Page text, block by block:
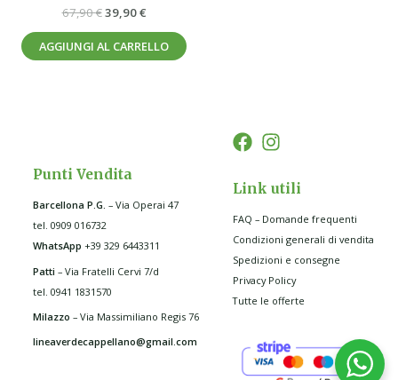
67,90€39,90€
AGGIUNGI AL CARRELLO
Punti Vendita
Barcellona P.G. – Via Operai 47
tel. 0909 016732
WhatsApp +39 329 6443311
Patti – Via Fratelli Cervi 7/d
tel. 0941 1831570
Milazzo– Via Massimiliano Regis 76
lineaverdecappellano@gmail.com
Link utili
FAQ – Domande frequenti
Condizioni generali di vendita
Spedizioni e consegne
Privacy Policy
Tutte le offerte